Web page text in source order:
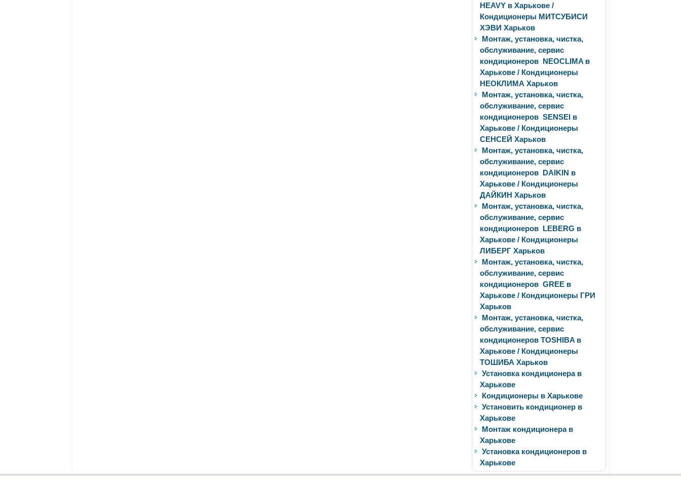
HEAVY в Харькове /
Кондиционеры МИТСУБИСИ
ХЭВИ Харьков
Монтаж, установка, чистка,
обслуживание, сервис
кондиционеров NEOCLIMA в
Харькове / Кондиционеры
НЕОКЛИМА Харьков
Монтаж, установка, чистка,
обслуживание, сервис
кондиционеров SENSEI в
Харькове / Кондиционеры
СЕНСЕЙ Харьков
Монтаж, установка, чистка,
обслуживание, сервис
кондиционеров DAIKIN в
Харькове / Кондиционеры
ДАЙКИН Харьков
Монтаж, установка, чистка,
обслуживание, сервис
кондиционеров LEBERG в
Харькове / Кондиционеры
ЛИБЕРГ Харьков
Монтаж, установка, чистка,
обслуживание, сервис
кондиционеров GREE в
Харькове / Кондиционеры ГРИ
Харьков
Монтаж, установка, чистка,
обслуживание, сервис
кондиционеров TOSHIBA в
Харькове / Кондиционеры
ТОШИБА Харьков
Установка кондиционера в
Харькове
Кондиционеры в Харькове
Установить кондиционер в
Харькове
Монтаж кондиционера в
Харькове
Установка кондиционеров в
Харькове